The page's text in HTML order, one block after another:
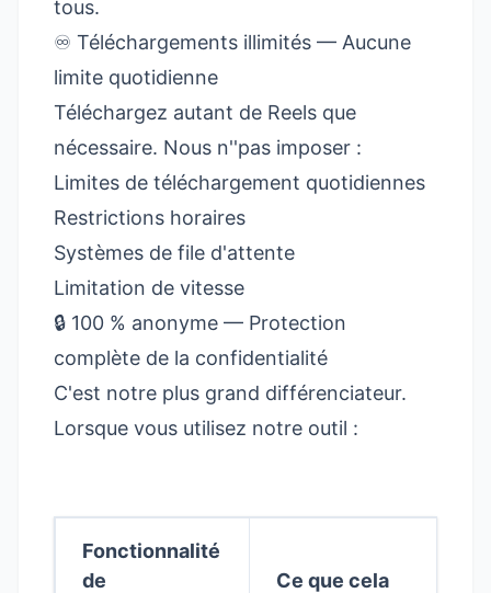
tous.
♾️ Téléchargements illimités — Aucune
limite quotidienne
Téléchargez autant de Reels que
nécessaire. Nous n''pas imposer :
Limites de téléchargement quotidiennes
Restrictions horaires
Systèmes de file d'attente
Limitation de vitesse
🔒 100 % anonyme — Protection
complète de la confidentialité
C'est notre plus grand différenciateur.
Lorsque vous utilisez notre outil :
Fonctionnalité
de
Ce que cela